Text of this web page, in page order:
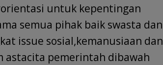
untuk kepentingan
semua pihak baik swasta dan
issue sosial,kemanusiaan dan
astacita pemerintah dibawah